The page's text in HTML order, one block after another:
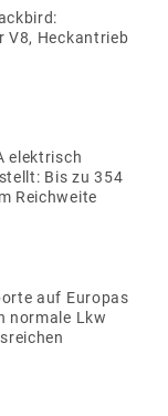
V8, Heckantrieb
elektrisch
Bis zu 354
Reichweite
auf Europas
normale Lkw